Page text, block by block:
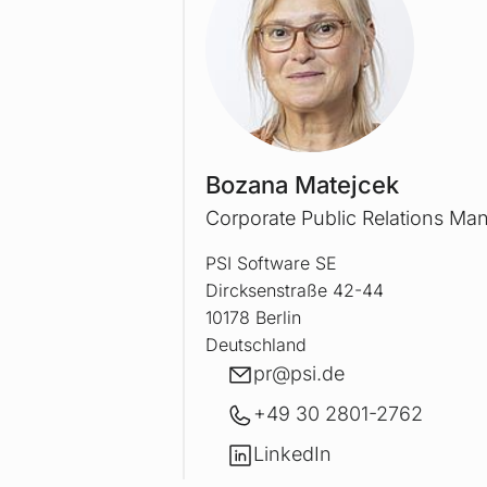
BOZAN
Bozana Matejcek
Corporate Public Relations
PSI Software SE
Dircksenstraße 42-44
10178 Berlin
Deutschland
E-Mail
pr@psi.de
+49 30 2801-2762
LinkedIn
LinkedIn